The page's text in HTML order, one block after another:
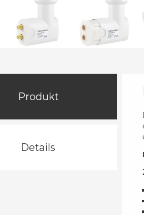
Produkt
Details